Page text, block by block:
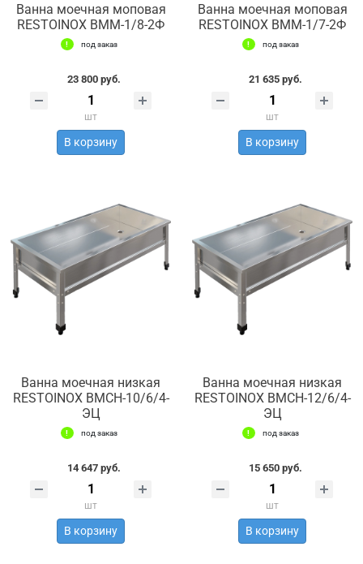
Ванна моечная моповая
RESTOINOX ВММ-1/8-2Ф
под заказ
23 800 руб.
шт
В корзину
Ванна моечная моповая
RESTOINOX ВММ-1/7-2Ф
под заказ
21 635 руб.
шт
В корзину
Ванна моечная низкая
RESTOINOX ВМСН-10/6/4-
ЭЦ
под заказ
14 647 руб.
шт
В корзину
Ванна моечная низкая
RESTOINOX ВМСН-12/6/4-
ЭЦ
под заказ
15 650 руб.
шт
В корзину